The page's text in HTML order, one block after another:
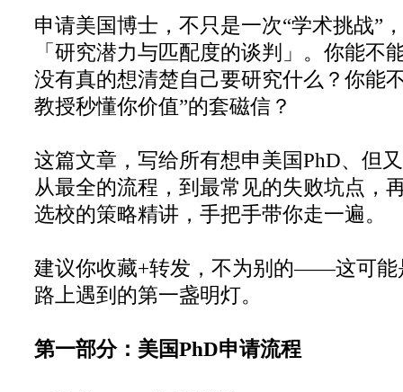
申请美国博士，不只是一次“学术挑战”
「研究潜力与匹配度的谈判」。你能不
没有真的想清楚自己要研究什么？你能
教授秒懂你价值”的套磁信？
这篇文章，写给所有想申美国PhD、但
从最全的流程，到最常见的失败坑点，
选校的策略精讲，手把手带你走一遍。
建议你收藏+转发，不为别的——这可能
路上遇到的第一盏明灯。
第一部分：美国PhD申请流程